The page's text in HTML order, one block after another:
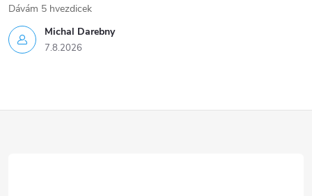
Michal Darebny
7.8.2026
Dávám 5 hvezdicek